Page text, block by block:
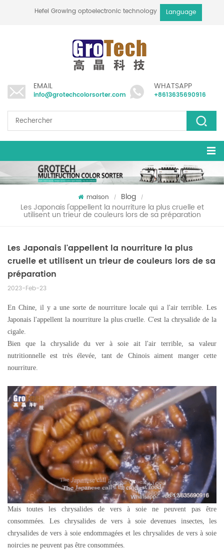
Hefei Growing optoelectronic technology co., ltd
Language
EMAIL
info@grotechcolorsorter.com
WHATSAPP
+8613635690916
maison / Blog /
Les Japonais l'appellent la nourriture la plus cruelle et
utilisent un trieur de couleurs lors de sa préparation
Les Japonais l'appellent la nourriture la plus
cruelle et utilisent un trieur de couleurs lors de sa
préparation
2023-Feb-23
En Chine, il y a une sorte de nourriture locale qui a l'air terrible. Les
Japonais l'appellent la nourriture la plus cruelle. C'est la chrysalide de la
cigale.
Bien que la chrysalide du ver à soie ait l'air terrible, sa valeur
nutritionnelle est très élevée, tant de Chinois aiment manger cette
nourriture.
Mais toutes les chrysalides de vers à soie ne peuvent pas être
consommées. Les chrysalides de vers à soie devenues insectes, les
chrysalides de vers à soie endommagées et les chrysalides de vers à soie
noircies ne peuvent pas être consommées.